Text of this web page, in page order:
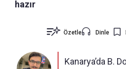
hazır
Özetle Dinle
Kanarya’da B.